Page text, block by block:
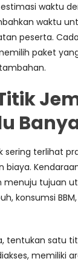
waktu
waktu
peserta.
paket
sering terlihat
biaya.
menuju tujuan
konsumsi BBM,
tentukan satu
memiliki